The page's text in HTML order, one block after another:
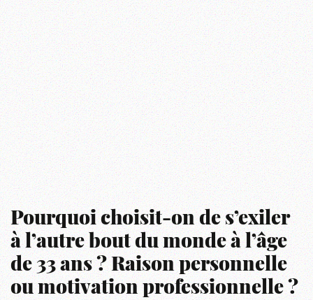
Pourquoi choisit-on de s’exiler
à l’autre bout du monde à l’âge
de 33 ans ? Raison personnelle
ou motivation professionnelle ?